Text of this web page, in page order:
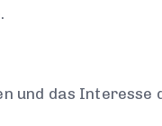
und das Interesse